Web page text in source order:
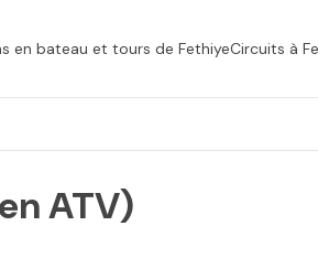
en bateau et tours de FethiyeCircuits à
ATV)